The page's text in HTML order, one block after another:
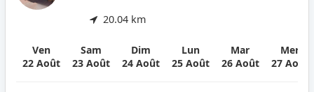
20.04 km
Ven
22 Août
Sam
23 Août
Dim
24 Août
Lun
25 Août
Mar
26 Août
Mer
27 Août